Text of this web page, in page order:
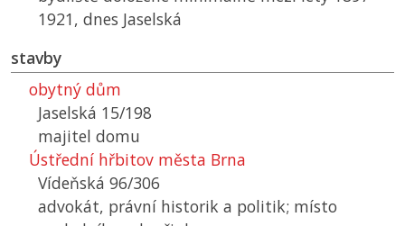
1921, dnes Jaselská
stavby
obytný dům
Jaselská 15/198
majitel domu
Ústřední hřbitov města Brna
Vídeňská 96/306
advokát, právní historik a politik; místo